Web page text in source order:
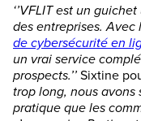
‘’VFLIT est un
des entreprises.
de cybersécurité en
un vrai service
prospects.’’Sixtine
trop long, nous
pratique que les